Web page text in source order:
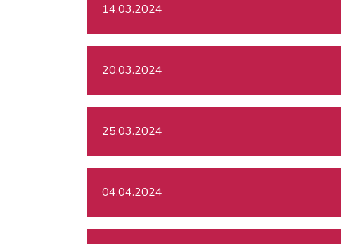
14.03.2024
20.03.2024
25.03.2024
04.04.2024